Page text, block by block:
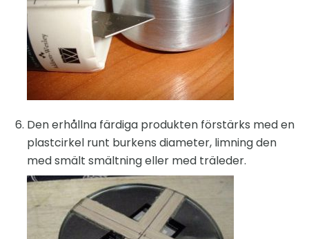
Den erhållna färdiga produkten förstärks med en
plastcirkel runt burkens diameter, limning den
med smält smältning eller med träleder.